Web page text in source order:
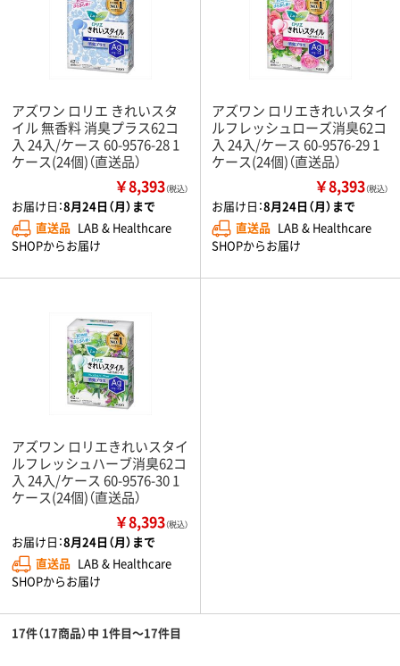
アズワン ロリエ きれいスタ
イル 無香料 消臭プラス62コ
入 24入/ケース 60-9576-28 1
ケース(24個)（直送品）
￥8,393（税込）
お届け日：8月24日（月）まで
直送品 LAB & Healthcare
SHOPからお届け
アズワン ロリエきれいスタイ
ルフレッシュローズ消臭62コ
入 24入/ケース 60-9576-29 1
ケース(24個)（直送品）
￥8,393（税込）
お届け日：8月24日（月）まで
直送品 LAB & Healthcare
SHOPからお届け
アズワン ロリエきれいスタイ
ルフレッシュハーブ消臭62コ
入 24入/ケース 60-9576-30 1
ケース(24個)（直送品）
￥8,393（税込）
お届け日：8月24日（月）まで
直送品 LAB & Healthcare
SHOPからお届け
17件（17商品）中 1件目～17件目